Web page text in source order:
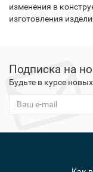
изменения в
изготовления
Подписка на
Будьте в курсе